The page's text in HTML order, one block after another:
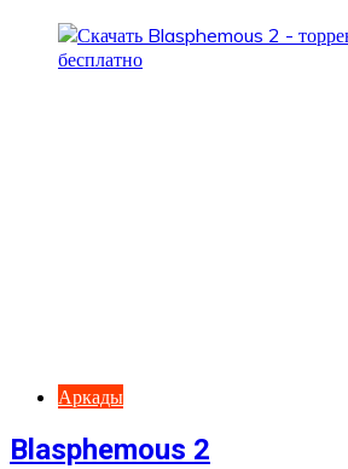
Аркады
Blasphemous 2